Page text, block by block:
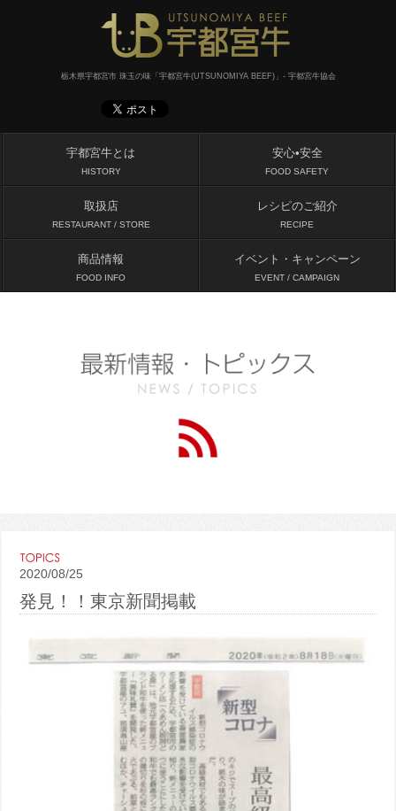
栃木県宇都宮市 珠玉の味「宇都宮牛(UTSUNOMIYA BEEF)」- 宇都宮牛協会
宇都宮牛とは
HISTORY
安心•安全
FOOD SAFETY
取扱店
RESTAURANT / STORE
レシピのご紹介
RECIPE
商品情報
FOOD INFO
イベント・キャンペーン
EVENT / CAMPAIGN
2020/08/25
発見！！東京新聞掲載